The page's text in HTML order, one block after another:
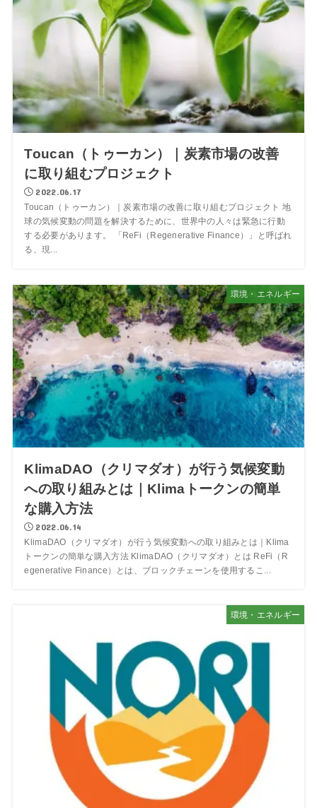
Toucan（トゥーカン）｜炭素市場の改善
に取り組むプロジェクト
2022.06.17
Toucan（トゥーカン）｜炭素市場の改善に取り組むプロジェクト 地
球の気候変動の問題を解決するために、世界中の人々は緊急に行動
する必要があります。 「ReFi（Regenerative Finance）」と呼ばれ
る、現...
環境・エネルギー
KlimaDAO（クリマダオ）が行う気候変動
への取り組みとは｜Klimaトークンの簡単
な購入方法
2022.06.14
KlimaDAO（クリマダオ）が行う気候変動への取り組みとは｜Klima
トークンの簡単な購入方法 KlimaDAO（クリマダオ）とは ReFi（R
egenerative Finance）とは、ブロックチェーンを使用するこ...
環境・エネルギー